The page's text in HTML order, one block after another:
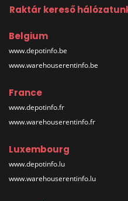
Raktár kereső
Belgium
www.depotinfo.be
www.warehouserentinfo.be
France
www.depotinfo.fr
www.warehouserentinfo.fr
Luxembourg
www.depotinfo.lu
www.warehouserentinfo.lu